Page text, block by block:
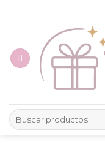
Buscar
por: